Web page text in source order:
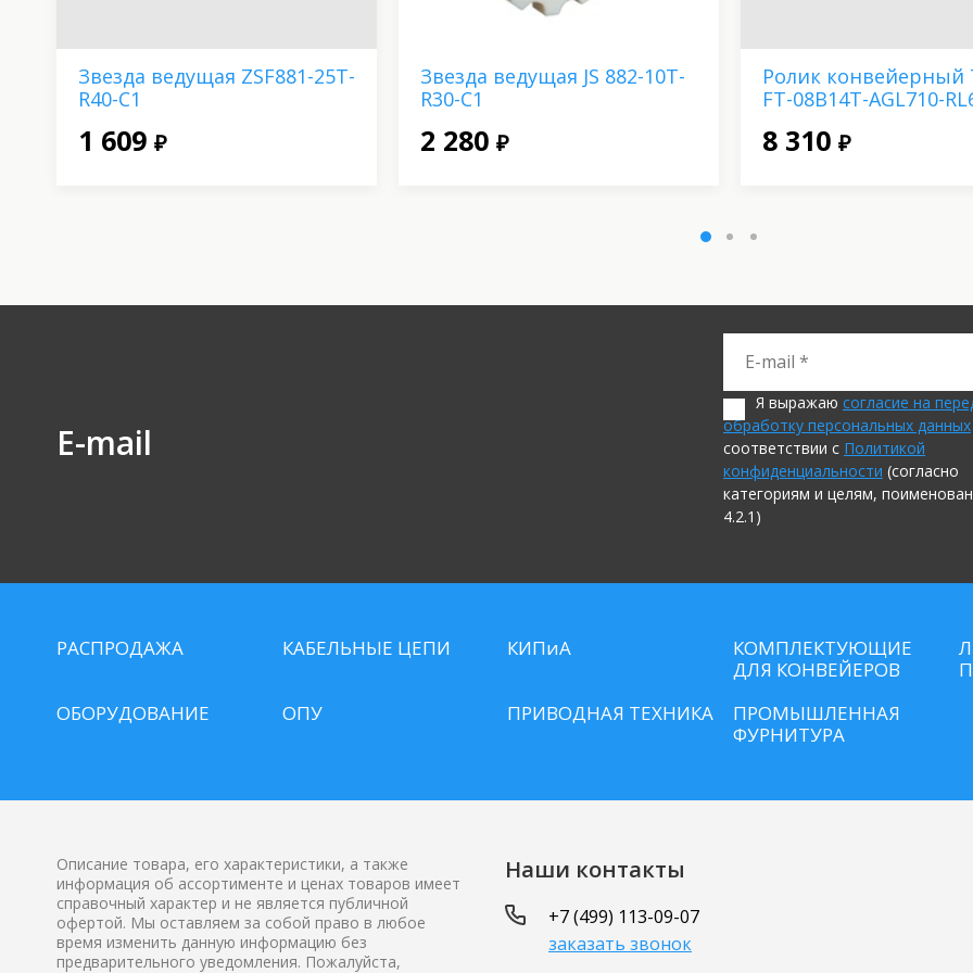
Звезда ведущая ZSF881-25T-
R40-C1
1 609 ₽
Звезда ведущая JS 882-10T-
R30-C1
2 280 ₽
Ролик конвейерный
FT-08B14T-AGL710-
8 310 ₽
E-mail
Я выражаю согласие на
обработку персональных данных
соответствии с Политикой
конфиденциальности (согласно
категориям и целям,
4.2.1)
РАСПРОДАЖА КАБЕЛЬНЫЕ ЦЕПИ КИПиА
КОМПЛЕКТУЮЩИЕ
ДЛЯ КОНВЕЙЕРОВ
ОБОРУДОВАНИЕ ОПУ ПРИВОДНАЯ ТЕХНИКА
ПРОМЫШЛЕННАЯ
ФУРНИТУРА
Описание товара, его характеристики, а также
информация об ассортименте и ценах товаров имеет
справочный характер и не является публичной
офертой. Мы оставляем за собой право в любое
время изменить данную информацию без
предварительного уведомления. Пожалуйста,
Наши контакты
+7 (499) 113-09-07
заказать звонок